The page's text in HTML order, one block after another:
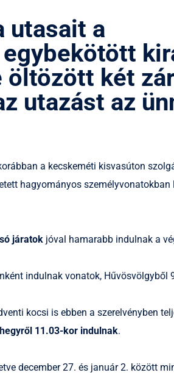
utasait a
öltözött két
utazást az
a kecskeméti kisvasúton
hagyományos személyvonatokban
járatok jóval hamarabb indulnak a
indulnak vonatok, Hűvösvölgyből
kocsi is ebben a szerelvényben
11.03-kor indulnak.
december 27. és január 2. között